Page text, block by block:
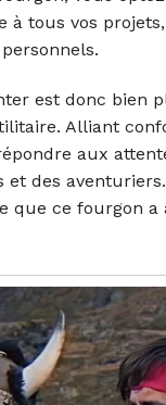
à tous vos
est donc bien
Alliant
aux
et des
que ce fourgon a